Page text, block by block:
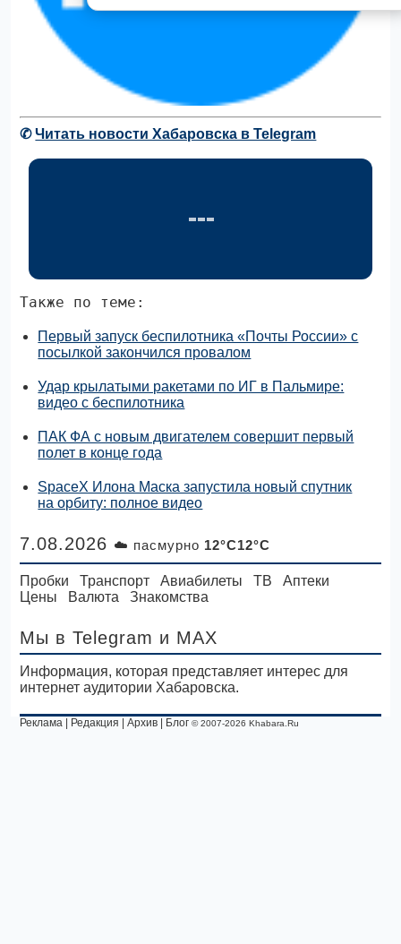
✆Читать новости Хабаровска в Telegram
Также по теме:
Первый запуск беспилотника «Почты России» с
посылкой закончился провалом
Удар крылатыми ракетами по ИГ в Пальмире:
видео с беспилотника
ПАК ФА с новым двигателем совершит первый
полет в конце года
SpaceX Илона Маска запустила новый спутник
на орбиту: полное видео
7.08.2026 ☁️ пасмурно 12°C12°C
Пробки Транспорт Авиабилеты ТВ
Аптеки
Цены
Валюта Знакомства
Мы в Telegram и MAX
Информация, которая представляет интерес для
интернет аудитории Хабаровска.
Реклама Редакция |Архив Блог © 2007-2026 Khabara.Ru